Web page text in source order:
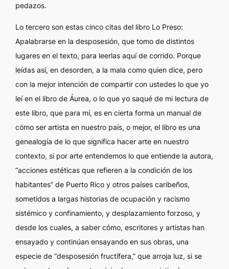
pedazos.
Lo tercero son estas cinco citas del libro Lo Preso:
Apalabrarse en la desposesión, que tomo de distintos
lugares en el texto, para leerlas aquí de corrido. Porque
leídas así, en desorden, a la mala como quien dice, pero
con la mejor intención de compartir con ustedes lo que yo
leí en el libro de Áurea, o lo que yo saqué de mi lectura de
este libro, que para mí, es en cierta forma un manual de
cómo ser artista en nuestro país, o mejor, el libro es una
genealogía de lo que significa hacer arte en nuestro
contexto, si por arte entendemos lo que entiende la autora,
“acciones estéticas que refieren a la condición de los
habitantes” de Puerto Rico y otros países caribeños,
sometidos a largas historias de ocupación y racismo
sistémico y confinamiento, y desplazamiento forzoso, y
desde los cuales, a saber cómo, escritores y artistas han
ensayado y continúan ensayando en sus obras, una
especie de “desposesión fructífera,” que arroja luz, si se